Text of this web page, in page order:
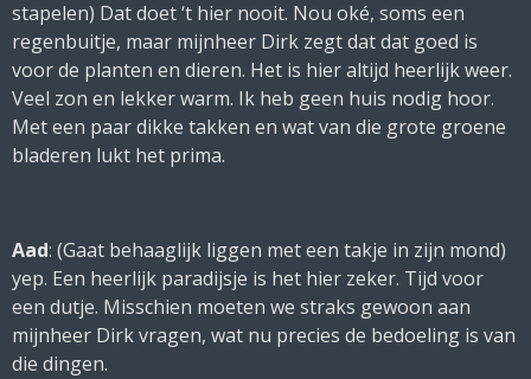
stapelen) Dat doet ‘t hier nooit. Nou oké, soms een
regenbuitje, maar mijnheer Dirk zegt dat dat goed is
voor de planten en dieren. Het is hier altijd heerlijk weer.
Veel zon en lekker warm. Ik heb geen huis nodig hoor.
Met een paar dikke takken en wat van die grote groene
bladeren lukt het prima.
Aad: (Gaat behaaglijk liggen met een takje in zijn mond)
yep. Een heerlijk paradijsje is het hier zeker. Tijd voor
een dutje. Misschien moeten we straks gewoon aan
mijnheer Dirk vragen, wat nu precies de bedoeling is van
die dingen.